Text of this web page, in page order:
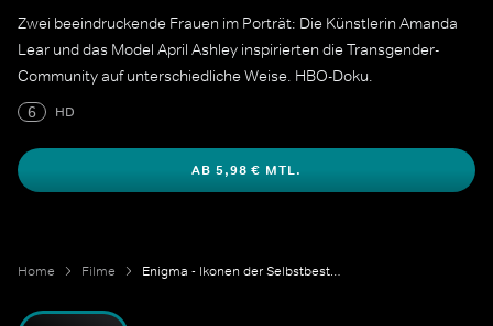
Zwei beeindruckende Frauen im Porträt: Die Künstlerin Amanda
Lear und das Model April Ashley inspirierten die Transgender-
Community auf unterschiedliche Weise. HBO-Doku.
6
HD
AB 5,98 € MTL.
Home Filme Enigma - Ikonen der Selbstbestimmung